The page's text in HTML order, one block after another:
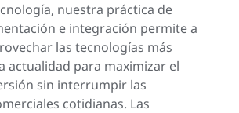
nuestra práctica de
e integración permite a
las tecnologías más
actualidad para maximizar el
sin interrumpir las
cotidianas. Las